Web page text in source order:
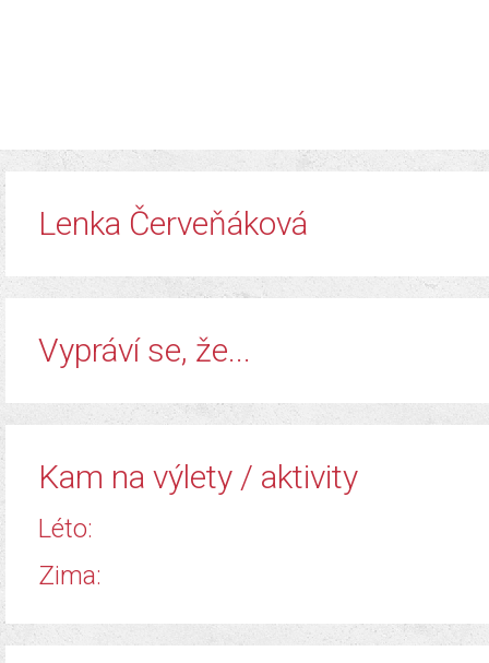
Lenka Červeňáková
​Vypráví se, že...
Kam na výlety / aktivity
Léto:
Zima: